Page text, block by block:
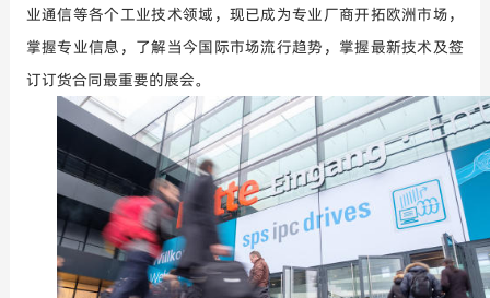
业通信等各个工业技术领域，现已成为专业厂商开拓欧洲市场，
掌握专业信息，了解当今国际市场流行趋势，掌握最新技术及签
订订货合同最重要的展会。